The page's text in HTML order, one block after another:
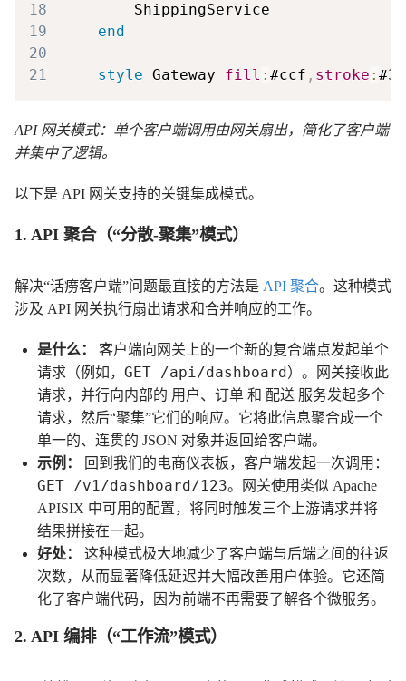
18
19
end
20
21
style Gateway fill : #ccf , stroke :
API 网关模式：单个客户端调用由网关扇出，简化了客户端
并集中了逻辑。
以下是 API 网关支持的关键集成模式。
1. API 聚合（“分散-聚集”模式）
解决“话痨客户端”问题最直接的方法是 API 聚合。这种模式
涉及 API 网关执行扇出请求和合并响应的工作。
是什么：
客户端向网关上的一个新的复合端点发起单个
请求（例如， GET /api/dashboard）。网关接收此
请求，并行向内部的 用户、 订单 和 配送 服务发起多个
请求，然后“聚集”它们的响应。它将此信息聚合成一个
单一的、连贯的 JSON 对象并返回给客户端。
示例：
回到我们的电商仪表板，客户端发起一次调用：
GET /v1/dashboard/123。网关使用类似 Apache
APISIX 中可用的配置，将同时触发三个上游请求并将
结果拼接在一起。
好处：
这种模式极大地减少了客户端与后端之间的往返
次数，从而显著降低延迟并大幅改善用户体验。它还简
化了客户端代码，因为前端不再需要了解各个微服务。
2. API 编排（“工作流”模式）